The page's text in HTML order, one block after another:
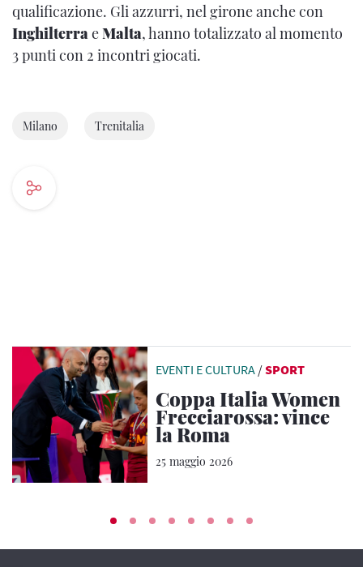
qualificazione. Gli azzurri, nel girone anche con
InghilterraeMalta, hanno totalizzato al momento
3 punti con 2 incontri giocati.
Milano Trenitalia
EVENTI E CULTURA /SPORT
Coppa Italia Women
Frecciarossa: vince
la Roma
25 maggio 2026